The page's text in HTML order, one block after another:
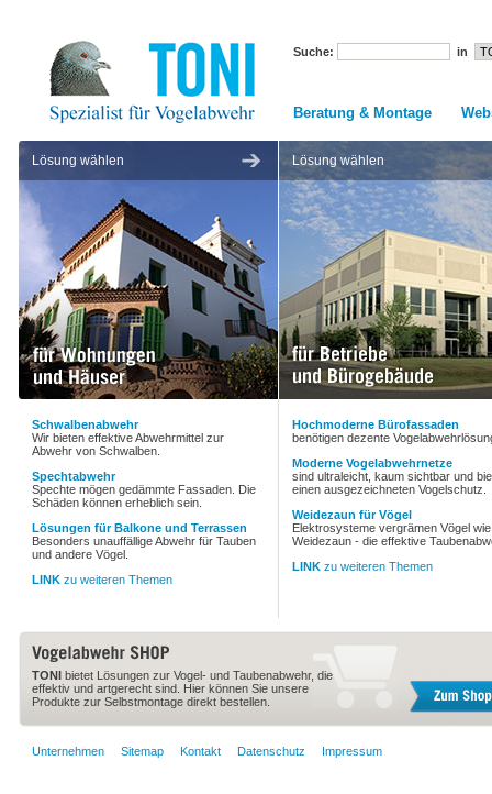
Suche: in
Beratung & Montage
Lösung wählen
Schwalbenabwehr
Wir bieten effektive Abwehrmittel zur
Abwehr von Schwalben.
Spechtabwehr
Spechte mögen gedämmte Fassaden. Die
Schäden können erheblich sein.
Lösungen für Balkone und Terrassen
Besonders unauffällige Abwehr für Tauben
und andere Vögel.
LINK zu weiteren Themen
Lösung wählen
Hochmoderne Bürofassaden
benötigen dezente
Moderne Vogelabwehrnetze
sind ultraleicht, kaum sichtbar und
einen ausgezeichneten Vogelschutz.
Weidezaun für Vögel
Elektrosysteme vergrämen Vögel wie
Weidezaun - die effektive
LINK zu weiteren Themen
TONIbietet Lösungen zur Vogel- und Taubenabwehr, die
effektiv und artgerecht sind. Hier können Sie unsere
Produkte zur Selbstmontage direkt bestellen.
Unternehmen Sitemap Kontakt Datenschutz Impressum